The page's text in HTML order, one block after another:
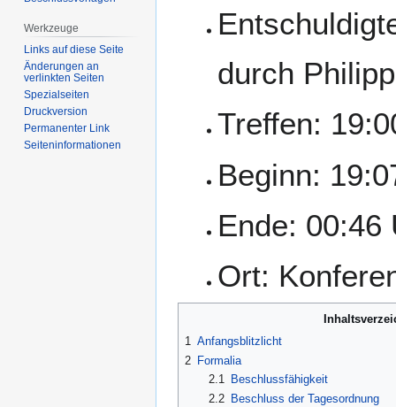
durch
Treffen:
Beginn:
Ende: 00:46
Ort:
1
Anfangsblitzlicht
2 Formalia
2.1
Beschlussfähigkeit
2.2
Beschluss der Tagesordnung
Werkzeuge
Links auf diese Seite
Änderungen an
verlinkten Seiten
Spezialseiten
Druckversion
Permanenter Link
Seiten­­informationen